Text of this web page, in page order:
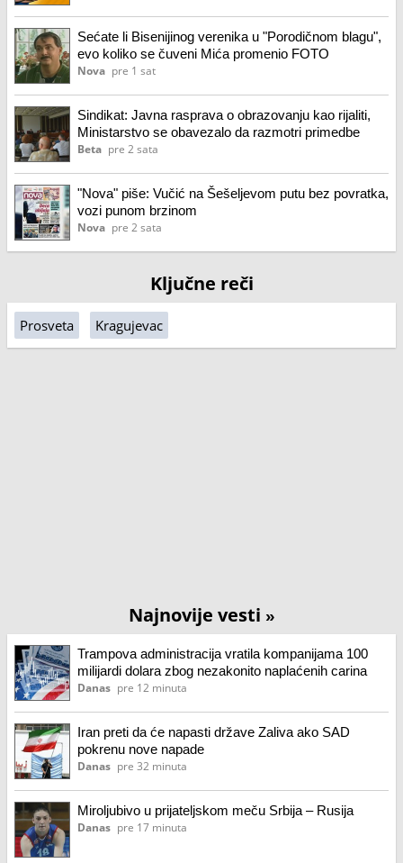
Sećate li Bisenijinog verenika u "Porodičnom blagu",
evo koliko se čuveni Mića promenio FOTO
Nova pre 1 sat
Sindikat: Javna rasprava o obrazovanju kao rijaliti,
Ministarstvo se obavezalo da razmotri primedbe
Beta pre 2 sata
"Nova" piše: Vučić na Šešeljevom putu bez povratka,
vozi punom brzinom
Nova pre 2 sata
Ključne reči
Prosveta Kragujevac
Najnovije vesti »
Trampova administracija vratila kompanijama 100
milijardi dolara zbog nezakonito naplaćenih carina
Danas pre 12 minuta
Iran preti da će napasti države Zaliva ako SAD
pokrenu nove napade
Danas pre 32 minuta
Miroljubivo u prijateljskom meču Srbija – Rusija
Danas pre 17 minuta